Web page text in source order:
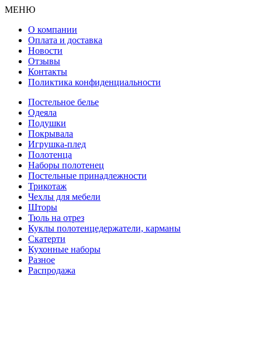
МЕНЮ
О компании
Оплата и доставка
Новости
Отзывы
Контакты
Поликтика конфиденциальности
Постельное белье
Одеяла
Подушки
Покрывала
Игрушка-плед
Полотенца
Наборы полотенец
Постельные принадлежности
Трикотаж
Чехлы для мебели
Шторы
Тюль на отрез
Куклы полотенцедержатели, карманы
Скатерти
Кухонные наборы
Разное
Распродажа